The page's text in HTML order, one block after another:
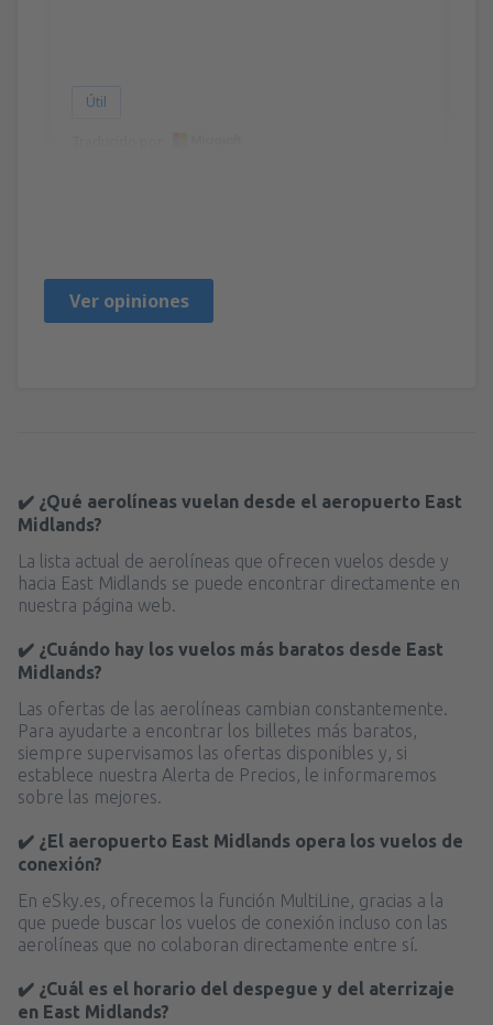
Útil
Ver opiniones
✔️ ¿Qué aerolíneas vuelan desde el aeropuerto East
Midlands?
La lista actual de aerolíneas que ofrecen vuelos desde y
hacia East Midlands se puede encontrar directamente en
nuestra página web.
✔️ ¿Cuándo hay los vuelos más baratos desde East
Midlands?
Las ofertas de las aerolíneas cambian constantemente.
Para ayudarte a encontrar los billetes más baratos,
siempre supervisamos las ofertas disponibles y, si
establece nuestra Alerta de Precios, le informaremos
sobre las mejores.
✔️ ¿El aeropuerto East Midlands opera los vuelos de
conexión?
En eSky.es, ofrecemos la función MultiLine, gracias a la
que puede buscar los vuelos de conexión incluso con las
aerolíneas que no colaboran directamente entre sí.
✔️ ¿Cuál es el horario del despegue y del aterrizaje
en East Midlands?